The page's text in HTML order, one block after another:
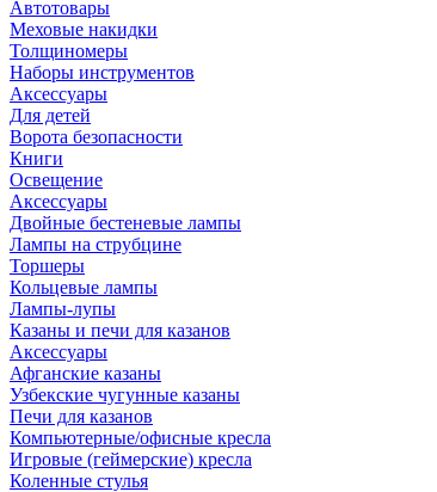
Автотовары
Меховые накидки
Толщиномеры
Наборы инструментов
Аксессуары
Для детей
Ворота безопасности
Книги
Освещение
Аксессуары
Двойные бестеневые лампы
Лампы на струбцине
Торшеры
Кольцевые лампы
Лампы-лупы
Казаны и печи для казанов
Аксессуары
Афганские казаны
Узбекские чугунные казаны
Печи для казанов
Компьютерные/офисные кресла
Игровые (геймерские) кресла
Коленные стулья